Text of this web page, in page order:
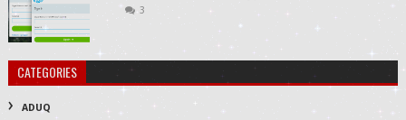
3
CATEGORIES
ADUQ